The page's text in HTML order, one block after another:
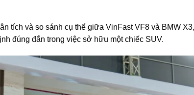
tích và so sánh cụ thể giữa VinFast VF8 và BMW X3,
đúng đắn trong việc sở hữu một chiếc SUV.